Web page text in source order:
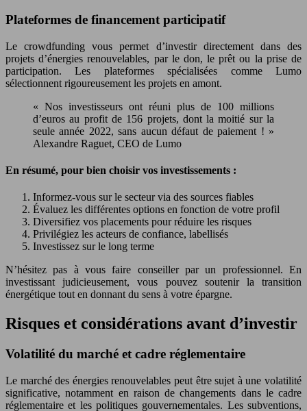
Plateformes de financement participatif
Le crowdfunding vous permet d’investir directement dans des
projets d’énergies renouvelables, par le don, le prêt ou la prise de
participation. Les plateformes spécialisées comme Lumo
sélectionnent rigoureusement les projets en amont.
« Nos investisseurs ont réuni plus de 100 millions
d’euros au profit de 156 projets, dont la moitié sur la
seule année 2022, sans aucun défaut de paiement ! »
Alexandre Raguet, CEO de Lumo
En résumé, pour bien choisir vos investissements :
Informez-vous sur le secteur via des sources fiables
Évaluez les différentes options en fonction de votre profil
Diversifiez vos placements pour réduire les risques
Privilégiez les acteurs de confiance, labellisés
Investissez sur le long terme
N’hésitez pas à vous faire conseiller par un professionnel. En
investissant judicieusement, vous pouvez soutenir la transition
énergétique tout en donnant du sens à votre épargne.
Risques et considérations avant d’investir
Volatilité du marché et cadre réglementaire
Le marché des énergies renouvelables peut être sujet à une volatilité
significative, notamment en raison de changements dans le cadre
réglementaire et les politiques gouvernementales. Les subventions,